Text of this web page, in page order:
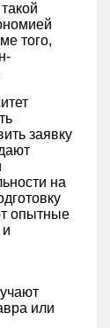
того,
заявку
на
опытные
или